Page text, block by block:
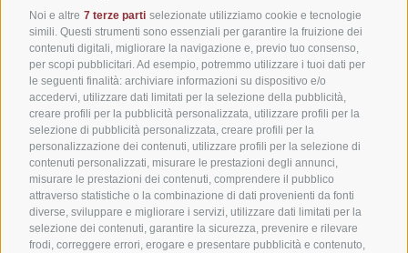
Noi e altre 7 terze parti selezionate utilizziamo cookie e tecnologie
simili. Questi strumenti sono essenziali per garantire la fruizione dei
contenuti digitali, migliorare la navigazione e, previo tuo consenso,
per scopi pubblicitari. Ad esempio, potremmo utilizzare i tuoi dati per
le seguenti finalità: archiviare informazioni su dispositivo e/o
accedervi, utilizzare dati limitati per la selezione della pubblicità,
creare profili per la pubblicità personalizzata, utilizzare profili per la
selezione di pubblicità personalizzata, creare profili per la
personalizzazione dei contenuti, utilizzare profili per la selezione di
contenuti personalizzati, misurare le prestazioni degli annunci,
misurare le prestazioni dei contenuti, comprendere il pubblico
attraverso statistiche o la combinazione di dati provenienti da fonti
diverse, sviluppare e migliorare i servizi, utilizzare dati limitati per la
selezione dei contenuti, garantire la sicurezza, prevenire e rilevare
frodi, correggere errori, erogare e presentare pubblicità e contenuto,
Meteo in Alto Adige
News
Newsletter
Valdaora di Sotto 30,39030 Valdaora(BZ)
Val Pusteria
Alto Adige • Italia
Tel.:+39 0474 49 64 66
info@hotel-astor.it